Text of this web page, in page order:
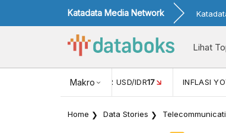
Katadata Media Network
Lihat
Makro
NILAI TUKAR USD/IDR17 INFLASI
Home Data Stories